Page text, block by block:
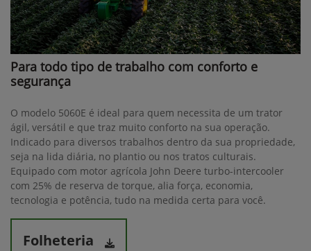
Para todo tipo de trabalho com conforto e
segurança
O modelo 5060E é ideal para quem necessita de um trator
ágil, versátil e que traz muito conforto na sua operação.
Indicado para diversos trabalhos dentro da sua propriedade,
seja na lida diária, no plantio ou nos tratos culturais.
Equipado com motor agrícola John Deere turbo-intercooler
com 25% de reserva de torque, alia força, economia,
tecnologia e potência, tudo na medida certa para você.
Folheteria